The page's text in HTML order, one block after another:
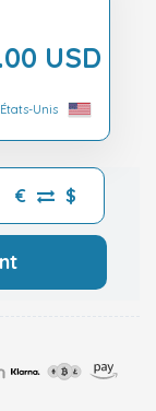
USD
Unis
€ $